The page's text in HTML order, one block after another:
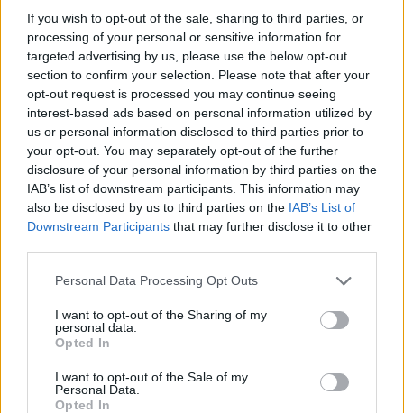
If you wish to opt-out of the sale, sharing to third parties, or
processing of your personal or sensitive information for
targeted advertising by us, please use the below opt-out
section to confirm your selection. Please note that after your
opt-out request is processed you may continue seeing
interest-based ads based on personal information utilized by
us or personal information disclosed to third parties prior to
your opt-out. You may separately opt-out of the further
disclosure of your personal information by third parties on the
IAB’s list of downstream participants. This information may
also be disclosed by us to third parties on the IAB’s List of
Downstream Participants that may further disclose it to other
Please note that this website/app uses one or more Google
not limited to your visit or usage behaviour. You may click to
grant or deny consent to Google and its third-party tags to
use your data for below specified purposes in below Google
consent section.
Personal Data Processing Opt Outs
I want to opt-out of the Sharing of my
personal data.
Opted In
I want to opt-out of the Sale of my
Personal Data.
Opted In
AUTORE
Staff